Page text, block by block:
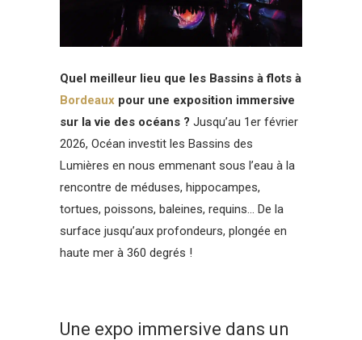
Quel meilleur lieu que les Bassins à flots à
Bordeaux pour une exposition immersive
sur la vie des océans ? Jusqu’au 1er février
2026, Océan investit les Bassins des
Lumières en nous emmenant sous l’eau à la
rencontre de méduses, hippocampes,
tortues, poissons, baleines, requins… De la
surface jusqu’aux profondeurs, plongée en
haute mer à 360 degrés !
Une expo immersive dans un